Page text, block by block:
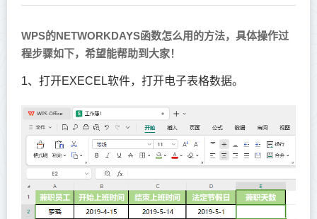
WPS的NETWORKDAYS函数怎么用的方法，具体操作过
程步骤如下，希望能帮助到大家！
1、打开EXECEL软件，打开电子表格数据。